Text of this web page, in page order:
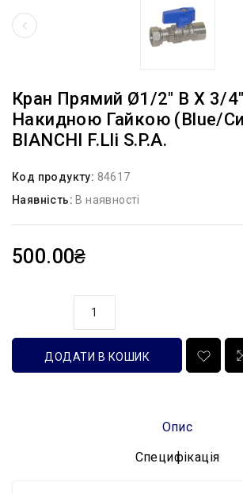
Кран Прямий Ø1/2″ В Х 3/
Накидною Гайкою (blue/
BIANCHI F.lli S.p.A.
Код продукту: 84617
Наявність: В наявності
500.00₴
ДОДАТИ В КОШИК
Опис
Специфікація